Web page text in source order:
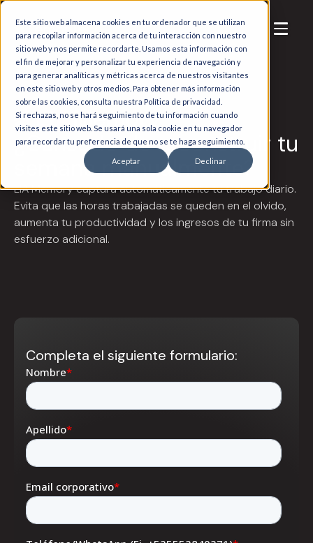
Este sitio web almacena cookies en tu ordenador que se utilizan
para recopilar información acerca de tu interacción con nuestro
sitio web y nos permite recordarte. Usamos esta información con
el fin de mejorar y personalizar tu experiencia de navegación y
para generar analíticas y métricas acerca de nuestros visitantes
en este sitio web y otros medios. Para obtener más información
sobre las cookies, consulta nuestra Política de privacidad.
Si rechazas, no se hará seguimiento de tu información cuando
visites este sitio web. Se usará una sola cookie en tu navegador
para recordar tu preferencia de que no se te haga seguimiento.
Aceptar Declinar
¿Cansado de reconstruir tu
semana manualmente?
LIA Memory captura automáticamente tu trabajo diario.
Evita que las horas trabajadas se queden en el olvido,
aumenta tu productividad y los ingresos de tu firma sin
esfuerzo adicional.
Completa el siguiente formulario: